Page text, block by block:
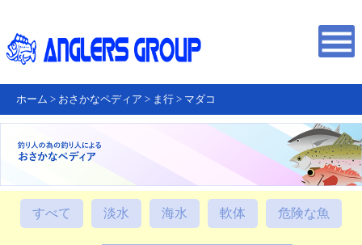
ホーム > おさかなペディア > ま行 > マダコ
すべて 淡水 海水 軟体 危険な魚